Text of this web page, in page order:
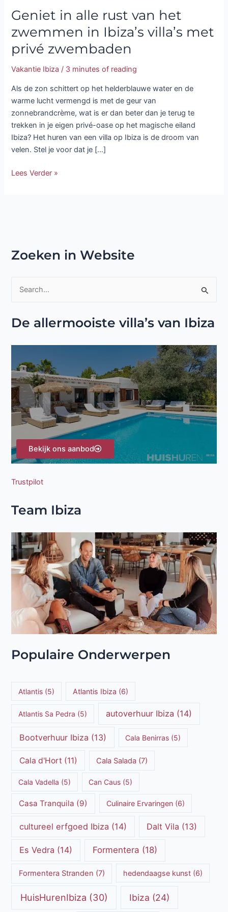
Geniet in alle rust van het
zwemmen in Ibiza’s villa’s met
privé zwembaden
Vakantie Ibiza / 3 minutes of reading
Als de zon schittert op het helderblauwe water en de
warme lucht vermengd is met de geur van
zonnebrandcrème, wat is er dan beter dan je terug te
trekken in je eigen privé-oase op het magische eiland
Ibiza? Het huren van een villa op Ibiza is de droom van
velen. Stel je voor dat je […]
zwembaden
Lees Verder »
Zoeken in Website
e
a
r
:
De allermooiste villa’s van Ibiza
Bekijk ons aanbod
Trustpilot
Team Ibiza
Populaire Onderwerpen
Atlantis (5) Atlantis Ibiza (6)
Atlantis Sa Pedra (5) autoverhuur Ibiza (14)
Bootverhuur Ibiza (13) Cala Benirras (5)
Cala d'Hort (11) Cala Salada(7)
Cala Vadella (5) Can Caus (5)
Casa Tranquila (9) Culinaire Ervaringen(6)
cultureel erfgoed Ibiza (14) Dalt Vila (13)
Es Vedra (14) Formentera (18)
Formentera Stranden (7) hedendaagse kunst(6)
HuisHurenIbiza (30) Ibiza (24)